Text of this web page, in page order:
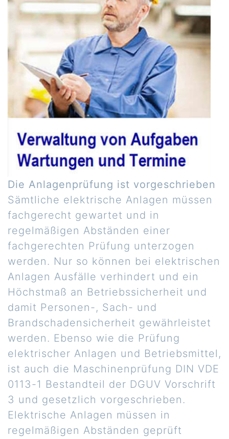
Die Anlagenprüfung ist vorgeschrieben
Sämtliche elektrische Anlagen müssen
fachgerecht gewartet und in
regelmäßigen Abständen einer
fachgerechten Prüfung unterzogen
werden. Nur so können bei elektrischen
Anlagen Ausfälle verhindert und ein
Höchstmaß an Betriebssicherheit und
damit Personen-, Sach- und
Brandschadensicherheit gewährleistet
werden. Ebenso wie die Prüfung
elektrischer Anlagen und Betriebsmittel,
ist auch die Maschinenprüfung DIN VDE
0113-1 Bestandteil der DGUV Vorschrift
3 und gesetzlich vorgeschrieben.
Elektrische Anlagen müssen in
regelmäßigen Abständen geprüft